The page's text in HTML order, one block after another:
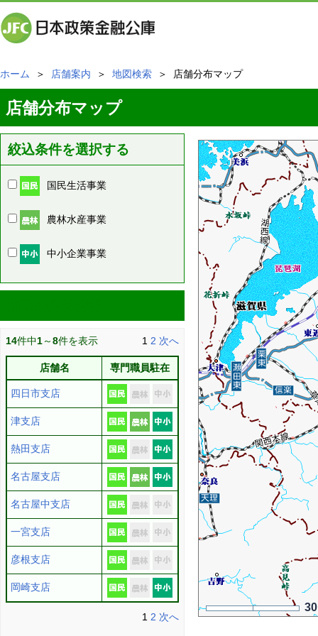
ホーム ＞ 店舗案内 ＞ 地図検索 ＞ 店舗分布マップ
店舗分布マップ
絞込条件を選択する
国民生活事業
農林水産事業
中小企業事業
14件中1～8件を表示 1 2 次へ
店舗名 専門職員駐在
四日市支店
津支店
熱田支店
名古屋支店
名古屋中支店
一宮支店
彦根支店
岡崎支店
1 2 次へ